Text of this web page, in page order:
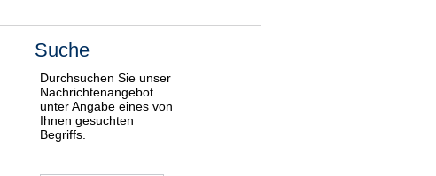
Suche
Durchsuchen Sie unser
Nachrichtenangebot
unter Angabe eines von
Ihnen gesuchten
Begriffs.